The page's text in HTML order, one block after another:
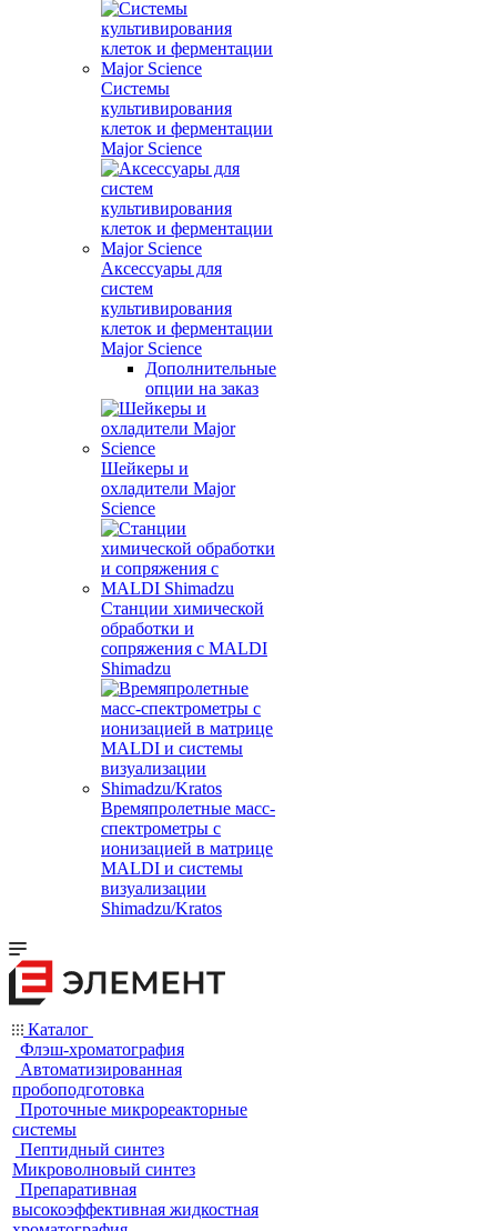
Системы
культивирования
клеток и ферментации
Major Science
Аксессуары для
систем
культивирования
клеток и ферментации
Major Science
Дополнительные
опции на заказ
Шейкеры и
охладители Major
Science
Станции химической
обработки и
сопряжения с MALDI
Shimadzu
Времяпролетные масс-
спектрометры с
ионизацией в матрице
MALDI и системы
визуализации
Shimadzu/Kratos
Каталог
Флэш-хроматография
Автоматизированная
пробоподготовка
Проточные микрореакторные
системы
Пептидный синтез
Микроволновый синтез
Препаративная
высокоэффективная жидкостная